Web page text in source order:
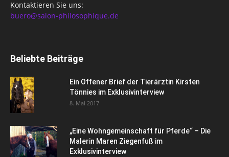
Kontaktieren Sie uns:
buero@salon-philosophique.de
Beliebte Beiträge
Ein Offener Brief der Tierärztin Kirsten
Tönnies im Exklusivinterview
8. Mai 2017
„Eine Wohngemeinschaft für Pferde“ – Die
Malerin Maren Ziegenfuß im
Exklusivinterview